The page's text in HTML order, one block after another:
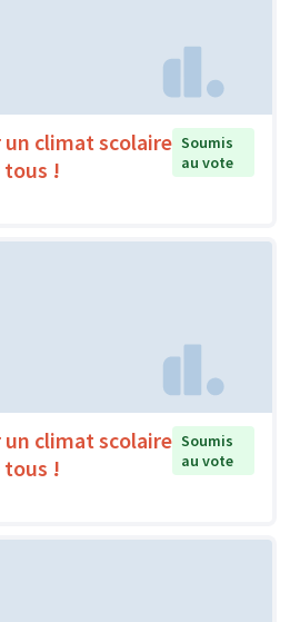
climat scolaire
tous !
Soumis
au vote
climat scolaire
tous !
Soumis
au vote